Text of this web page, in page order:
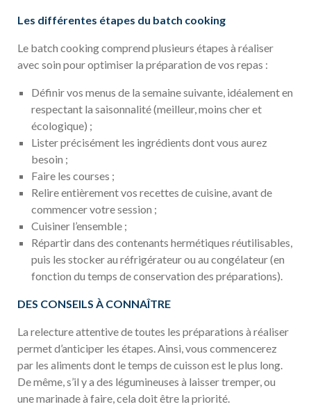
Les différentes étapes du batch cooking
Le batch cooking comprend plusieurs étapes à réaliser
avec soin pour optimiser la préparation de vos repas :
Définir vos menus de la semaine suivante, idéalement en
respectant la saisonnalité (meilleur, moins cher et
écologique) ;
Lister précisément les ingrédients dont vous aurez
besoin ;
Faire les courses ;
Relire entièrement vos recettes de cuisine, avant de
commencer votre session ;
Cuisiner l’ensemble ;
Répartir dans des contenants hermétiques réutilisables,
puis les stocker au réfrigérateur ou au congélateur (en
fonction du temps de conservation des préparations).
DES CONSEILS À CONNAÎTRE
La relecture attentive de toutes les préparations à réaliser
permet d’anticiper les étapes. Ainsi, vous commencerez
par les aliments dont le temps de cuisson est le plus long.
De même, s’il y a des légumineuses à laisser tremper, ou
une marinade à faire, cela doit être la priorité.